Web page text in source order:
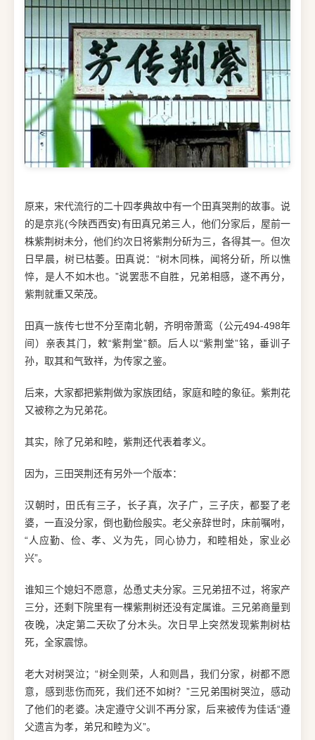
原来，宋代流行的二十四孝典故中有一个田真哭荆的故事。说
的是京兆(今陕西西安)有田真兄弟三人，他们分家后，屋前一
株紫荆树未分，他们约次日将紫荆分斫为三，各得其一。但次
日早晨，树已枯萎。田真说：“树木同株，闻将分斫，所以憔
悴，是人不如木也。”说罢悲不自胜，兄弟相感，遂不再分，
紫荆就重又荣茂。
田真一族传七世不分至南北朝，齐明帝萧鸾（公元494-498年
间）亲表其门，敕“紫荆堂”额。后人以“紫荆堂”铭，垂训子
孙，取其和气致祥，为传家之鉴。
后来，大家都把紫荆做为家族团结，家庭和睦的象征。紫荆花
又被称之为兄弟花。
其实，除了兄弟和睦，紫荆还代表着孝义。
因为，三田哭荆还有另外一个版本：
汉朝时，田氏有三子，长子真，次子广，三子庆，都娶了老
婆，一直没分家，倒也勤俭殷实。老父亲辞世时，床前嘱咐，
“人应勤、俭、孝、义为先，同心协力，和睦相处，家业必
兴”。
谁知三个媳妇不愿意，怂恿丈夫分家。三兄弟扭不过，将家产
三分，还剩下院里有一棵紫荆树还没有定属谁。三兄弟商量到
夜晚，决定第二天砍了分木头。次日早上突然发现紫荆树枯
死，全家震惊。
老大对树哭泣；“树全则荣，人和则昌，我们分家，树都不愿
意，感到悲伤而死，我们还不如树？”三兄弟围树哭泣，感动
了他们的老婆。决定遵守父训不再分家，后来被传为佳话“遵
父遗言为孝，弟兄和睦为义”。